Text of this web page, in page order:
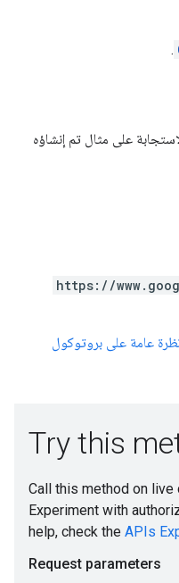
.
على مثال تم إنشاؤه
https://
عامة على بروتوكول